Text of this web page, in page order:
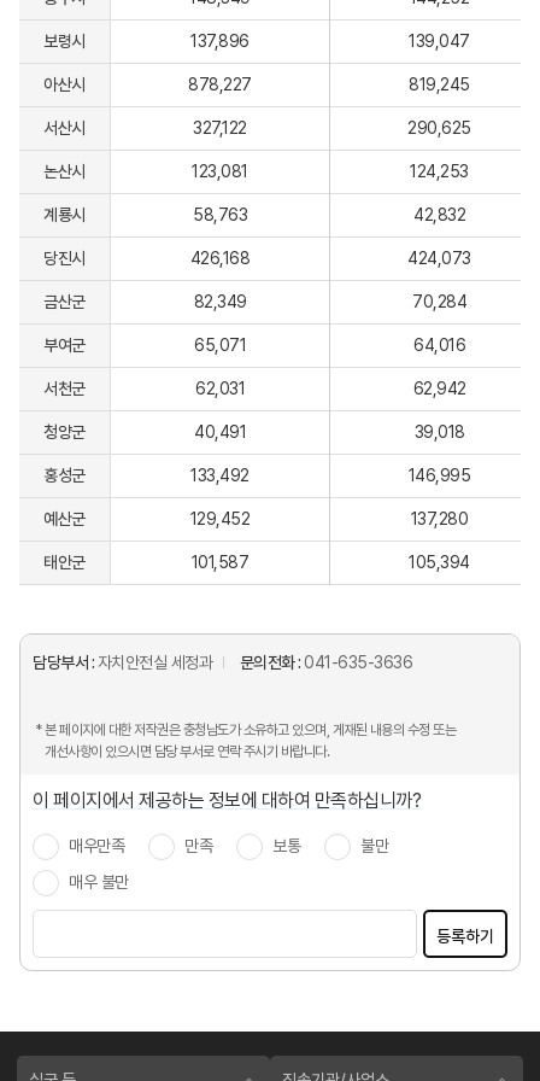
보령시 137,896 139,047
아산시 878,227 819,245
서산시 327,122 290,625
논산시 123,081 124,253
계룡시 58,763 42,832
당진시 426,168 424,073
금산군 82,349 70,284
부여군 65,071 64,016
서천군 62,031 62,942
청양군 40,491 39,018
홍성군 133,492 146,995
예산군 129,452 137,280
태안군 101,587 105,394
담당부서 : 자치안전실 세정과 문의전화 : 041-635-3636
* 본 페이지에 대한 저작권은 충청남도가 소유하고 있으며, 게재된 내용의 수정 또는
개선사항이 있으시면 담당 부서로 연락 주시기 바랍니다.
이 페이지에서 제공하는 정보에 대하여 만족하십니까?
매우만족 만족 보통
불만
매우 불만
등록하기